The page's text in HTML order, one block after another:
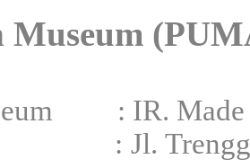
Museum
: IR. Made
Trenggana